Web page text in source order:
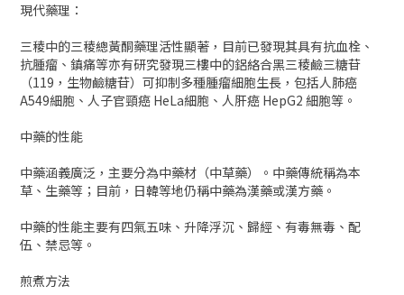
現代藥理：
三稜中的三稜總黃酮藥理活性顯著，目前已發現其具有抗血栓、
抗腫瘤、鎮痛等亦有研究發現三樓中的鋁絡合黑三稜鹼三糖苷
（119，生物鹼糖苷）可抑制多種腫瘤細胞生長，包括人肺癌
A549細胞、人子官頸癌 HeLa細胞、人肝癌 HepG2 細胞等。
中藥的性能
中藥涵義廣泛，主要分為中藥材（中草藥）。中藥傳統稱為本
草、生藥等；目前，日韓等地仍稱中藥為漢藥或漢方藥。
中藥的性能主要有四氣五味、升降浮沉、歸經、有毒無毒、配
伍、禁忌等。
煎煮方法